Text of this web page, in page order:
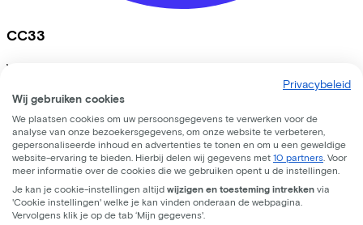
CC33
Westerdorpsstraat
3871AV Hoevelaken
Privacybeleid
Wij gebruiken cookies
We plaatsen cookies om uw persoonsgegevens te verwerken voor de
analyse van onze bezoekersgegevens, om onze website te verbeteren,
gepersonaliseerde inhoud en advertenties te tonen en om u een geweldige
website-ervaring te bieden. Hierbij delen wij gegevens met 10 partners . Voor
meer informatie over de cookies die we gebruiken opent u de instellingen.
Je kan je cookie-instellingen altijd wijzigen en toesteming intrekken via
'Cookie instellingen' welke je kan vinden onderaan de webpagina.
Vervolgens klik je op de tab ‘Mijn gegevens'.